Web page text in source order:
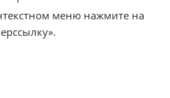
меню нажмите на